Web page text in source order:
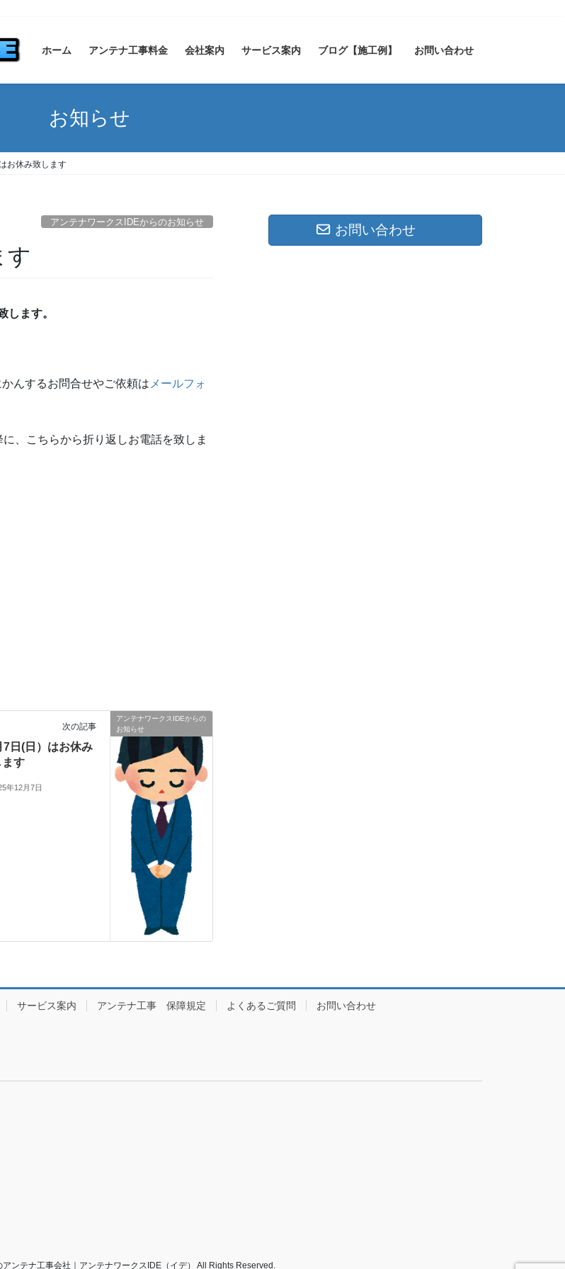
ホーム アンテナ工事料金 会社案内 サービス案内 ブログ【施工例】 お問い合わせ
お知らせ
お休み致します
アンテナワークスIDEからのお知らせ
す
します。
んするお問合せやご依頼は メールフォ
、こちらから折り返しお電話を致しま
アンテナワークスIDEからの
お知らせ
次の記事
7日(日）はお休み
す
年12月7日
お問い合わせ
サービス案内 アンテナ工事 保障規定 よくあるご質問
お問い合わせ
ンテナ工事会社｜アンテナワークスIDE（イデ） All Rights Reserved.